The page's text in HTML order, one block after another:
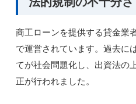
商工ローンを提供する貸金業
で運営されています。過去に
てが社会問題化し、出資法の
正が行われました。